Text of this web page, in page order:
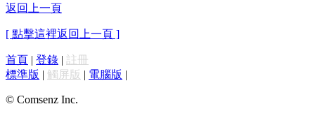
返回上一頁
[ 點擊這裡返回上一頁 ]
首頁 | 登錄 | 註冊
標準版 | 觸屏版 | 電腦版 |
© Comsenz Inc.